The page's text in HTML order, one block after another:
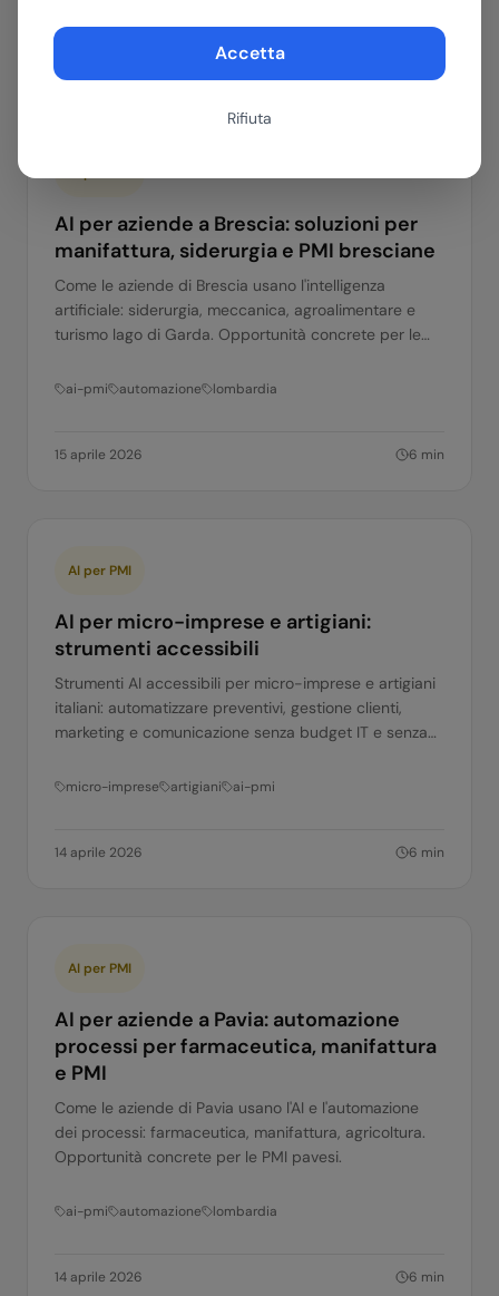
Accetta
Rifiuta
AI per aziende a Brescia: soluzioni per
manifattura, siderurgia e PMI bresciane
Come le aziende di Brescia usano l'intelligenza
artificiale: siderurgia, meccanica, agroalimentare e
turismo lago di Garda. Opportunità concrete per le
ai-pmi automazione lombardia
15 aprile 2026 6 min
AI per PMI
AI per micro-imprese e artigiani:
strumenti accessibili
Strumenti AI accessibili per micro-imprese e artigiani
italiani: automatizzare preventivi, gestione clienti,
marketing e comunicazione senza budget IT e senza
micro-imprese artigiani ai-pmi
14 aprile 2026 6 min
AI per PMI
AI per aziende a Pavia: automazione
processi per farmaceutica, manifattura
e PMI
Come le aziende di Pavia usano l'AI e l'automazione
dei processi: farmaceutica, manifattura, agricoltura.
Opportunità concrete per le PMI pavesi.
ai-pmi automazione lombardia
14 aprile 2026 6 min